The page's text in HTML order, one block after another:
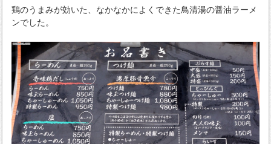
鶏のうまみが効いた、なかなかによくできた鳥清湯の醤油ラーメ
ンでした。